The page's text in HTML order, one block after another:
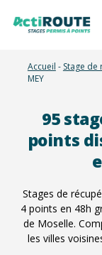
Accueil - Stage
MEY
95
points
Stages de
4 points en 48h
de Moselle.
les villes